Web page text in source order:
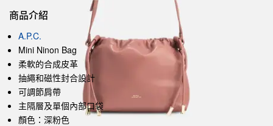
商品介紹
A.P.C.
Mini Ninon Bag
柔軟的合成皮革
抽繩和磁性封合設計
可調節肩帶
主隔層及單個內部口袋
顏色：深粉色